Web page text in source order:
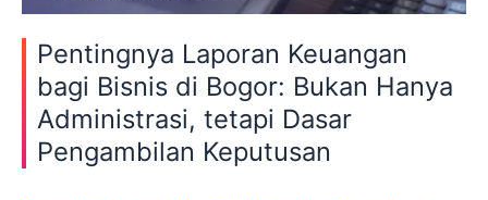
Pentingnya Laporan Keuangan
bagi Bisnis di Bogor: Bukan Hanya
Administrasi, tetapi Dasar
Pengambilan Keputusan
Administrasi,
tetapi
Dasar
Pengambilan
Keputusan